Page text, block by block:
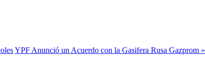
YPF Anunció un Acuerdo con la Gasifera Rusa Gazprom »